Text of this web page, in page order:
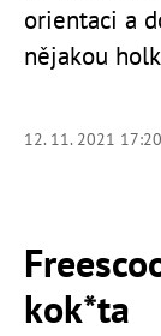
orientaci a
nějakou
12. 11. 2021
kok*ta